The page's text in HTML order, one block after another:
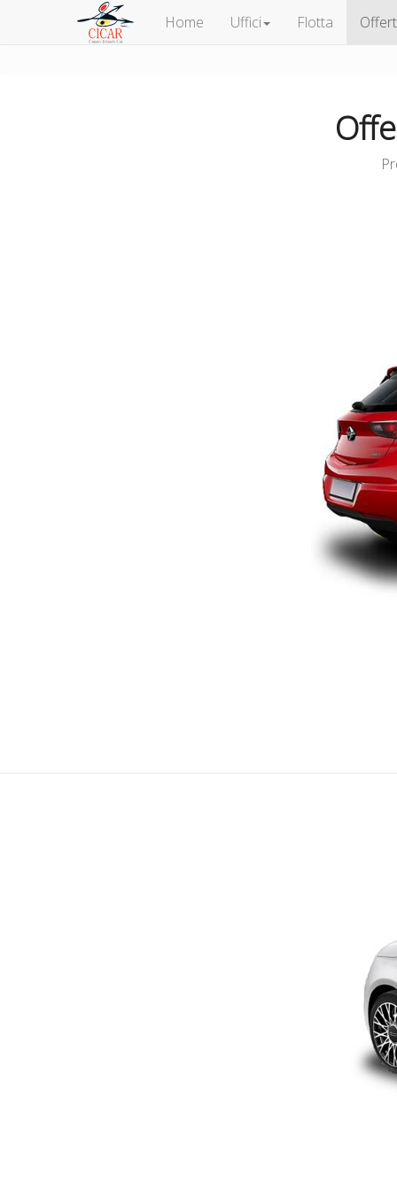
Home Uffici Flotta